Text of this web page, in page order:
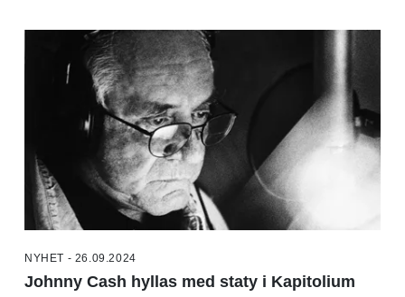
NYHET - 26.09.2024
Johnny Cash hyllas med staty i Kapitolium